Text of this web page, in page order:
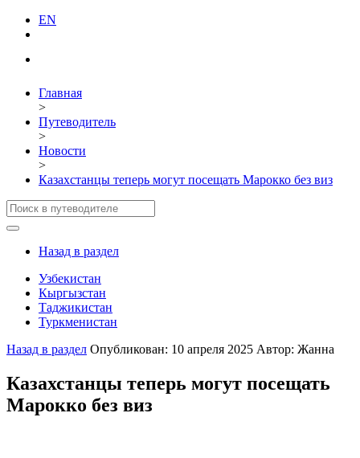
EN
Главная
>
Путеводитель
>
Новости
>
Казахстанцы теперь могут посещать Марокко без виз
Назад в раздел
Узбекистан
Города и локации
Полезная информация
Об Узбекистане
Кыргызстан
Города и локации
Полезная информация
Таджикистан
Города и локации
О Таджикистане
Туркменистан
Полезная информация
Назад в раздел Опубликован: 10 апреля 2025 Автор: Жанна
Казахстанцы теперь могут посещать
Марокко без виз